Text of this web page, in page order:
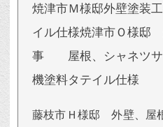
焼津市Ｍ様邸外壁塗
イル仕様焼津市Ｏ様邸
事 屋根、シャネツ
機塗料タテイル仕様
藤枝市Ｈ様邸 外壁、